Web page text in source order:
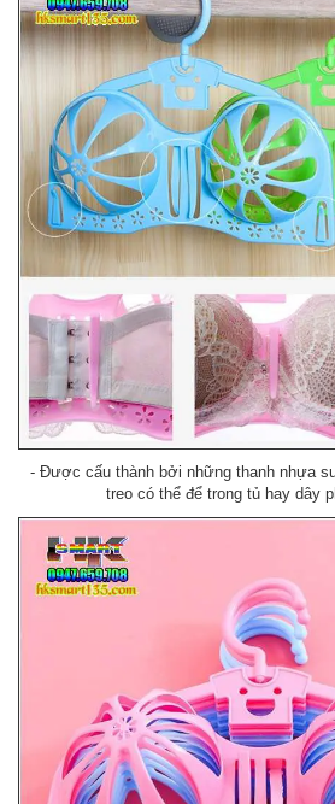
- Được cấu thành bởi những thanh nhựa
treo có thể để trong tủ hay dây